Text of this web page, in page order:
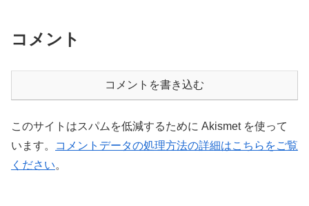
コメント
コメントを書き込む
このサイトはスパムを低減するために Akismet を使って
います。
コメントデータの処理方法の詳細はこちらをご覧
ください。